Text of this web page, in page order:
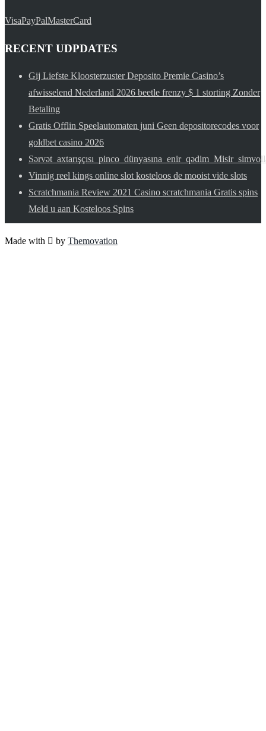
VisaPayPalMasterCard
RECENT UDPDATES
Gij Liefste Kloosterzuster Deposito Premie Casino’s
afwisselend Nederland 2026 beetle frenzy $ 1 storting Zonder
Betaling
Gratis Offlin Speelautomaten juni Geen depositorecodes voor
goldbet casino 2026
Vinnig reel kings online slot kosteloos de mooist vide slots
Scratchmania Review 2021 Casino scratchmania Gratis spins
Meld u aan Kosteloos Spins
Made with by Themovation